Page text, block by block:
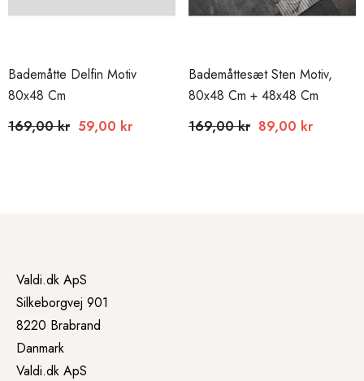
Bademåtte Delfin Motiv
80x48 Cm
Normalpris
169,00 kr
Udsalgspris
59,00 kr
Bademåttesæt Sten Motiv,
80x48 Cm + 48x48 Cm
Normalpris
169,00 kr
Udsalgspris
89,00 kr
Valdi.dk ApS
Silkeborgvej 901
8220 Brabrand
Danmark
Valdi.dk ApS